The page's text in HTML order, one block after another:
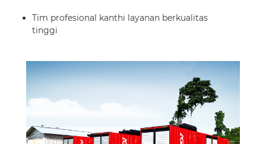
Tim profesional kanthi layanan berkualitas
tinggi